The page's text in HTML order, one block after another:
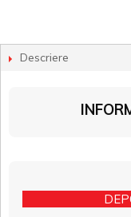
Descriere